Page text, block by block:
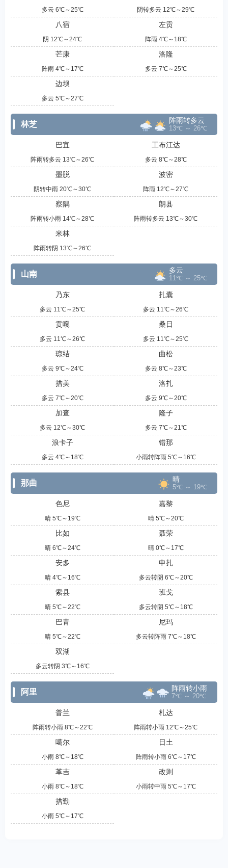
多云 6℃～25℃ 阴转多云 12℃～29℃
八宿
阴 12℃～24℃
左贡
阵雨 4℃～18℃
芒康
阵雨 4℃～17℃
洛隆
多云 7℃～25℃
边坝
多云 5℃～27℃
林芝 阵雨转多云
13℃ ～ 26℃
巴宜
阵雨转多云 13℃～26℃
工布江达
多云 8℃～28℃
墨脱
阴转中雨 20℃～30℃
波密
阵雨 12℃～27℃
察隅
阵雨转小雨 14℃～28℃
朗县
阵雨转多云 13℃～30℃
米林
阵雨转阴 13℃～26℃
山南 多云
11℃ ～ 25℃
乃东
多云 11℃～25℃
扎囊
多云 11℃～26℃
贡嘎
多云 11℃～26℃
桑日
多云 11℃～25℃
琼结
多云 9℃～24℃
曲松
多云 8℃～23℃
措美
多云 7℃～20℃
洛扎
多云 9℃～20℃
加查
多云 12℃～30℃
隆子
多云 7℃～21℃
浪卡子
多云 4℃～18℃
错那
小雨转阵雨 5℃～16℃
那曲 晴
5℃ ～ 19℃
色尼
晴 5℃～19℃
嘉黎
晴 5℃～20℃
比如
晴 6℃～24℃
聂荣
晴 0℃～17℃
安多
晴 4℃～16℃
申扎
多云转阴 6℃～20℃
索县
晴 5℃～22℃
班戈
多云转阴 5℃～18℃
巴青
晴 5℃～22℃
尼玛
多云转阵雨 7℃～18℃
双湖
多云转阴 3℃～16℃
阿里 阵雨转小雨
7℃ ～ 20℃
普兰
阵雨转小雨 8℃～22℃
札达
阵雨转小雨 12℃～25℃
噶尔
小雨 8℃～18℃
日土
阵雨转小雨 6℃～17℃
革吉
小雨 8℃～18℃
改则
小雨转中雨 5℃～17℃
措勤
小雨 5℃～17℃